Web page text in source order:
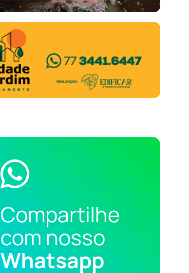
Compartilhe
com nosso
Whatsapp